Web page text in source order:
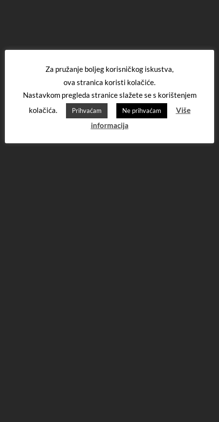
Za pružanje boljeg korisničkog iskustva,
ova stranica koristi kolačiće.
Nastavkom pregleda stranice slažete se s korištenjem
kolačića.
Prihvaćam Ne prihvaćam
Više
informacija